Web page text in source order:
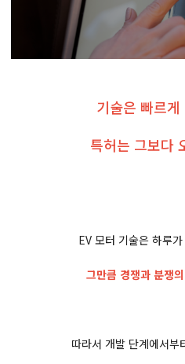
기술은 빠르
특허는 그보다
EV 모터 기술은 하루
그만큼 경쟁과 분쟁
따라서 개발 단계에서부